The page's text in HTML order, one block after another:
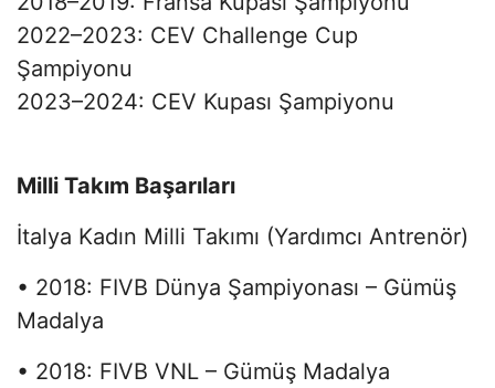
2022–2023: CEV Challenge Cup
Şampiyonu
2023–2024: CEV Kupası Şampiyonu
Milli Takım Başarıları
İtalya Kadın Milli Takımı (Yardımcı Antrenör)
• 2018: FIVB Dünya Şampiyonası – Gümüş
Madalya
• 2018: FIVB VNL – Gümüş Madalya